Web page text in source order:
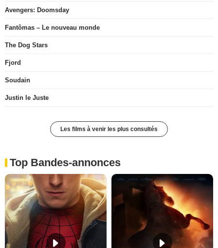
Avengers: Doomsday
Fantômas – Le nouveau monde
The Dog Stars
Fjord
Soudain
Justin le Juste
Les films à venir les plus consultés
Top Bandes-annonces